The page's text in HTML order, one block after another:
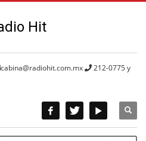
cabina@radiohit.com.mx
212-0775 y